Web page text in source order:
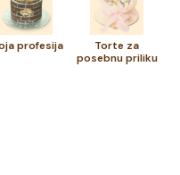
će vam pomoći da
torte za vaše slavlje.
svaku vašu ideju pretoče
profesija
Torte za
posebnu priliku